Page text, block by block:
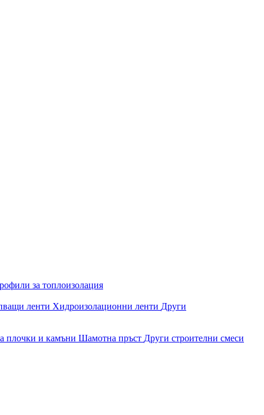
за топлоизолация
ленти Хидроизолационни ленти Други
плочки и камъни Шамотна пръст Други строителни смеси